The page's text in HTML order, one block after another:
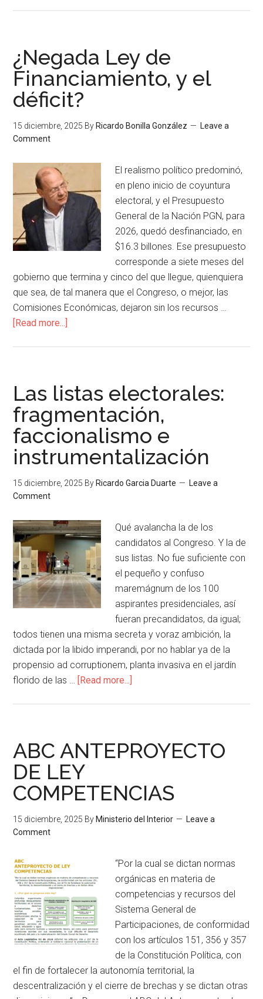
¿Negada Ley de
Financiamiento, y el
déficit?
15 diciembre, 2025 By Ricardo Bonilla González
Leave a
Comment
El realismo político predominó,
en pleno inicio de coyuntura
electoral, y el Presupuesto
General de la Nación PGN, para
2026, quedó desfinanciado, en
$16.3 billones. Ese presupuesto
corresponde a siete meses del
gobierno que termina y cinco del que llegue, quienquiera
que sea, de tal manera que el Congreso, o mejor, las
Comisiones Económicas, dejaron sin los recursos …
[Read more...]
Las listas electorales:
fragmentación,
faccionalismo e
instrumentalización
15 diciembre, 2025 By Ricardo Garcia Duarte
Leave a
Comment
Qué avalancha la de los
candidatos al Congreso. Y la de
sus listas. No fue suficiente con
el pequeño y confuso
maremágnum de los 100
aspirantes presidenciales, así
fueran precandidatos, da igual;
todos tienen una misma secreta y voraz ambición, la
dictada por la libido imperandi, por no hablar ya de la
propensio ad corruptionem, planta invasiva en el jardín
florido de las … [Read more...]
ABC ANTEPROYECTO
DE LEY
COMPETENCIAS
15 diciembre, 2025 By Ministerio del Interior
Leave a
Comment
“Por la cual se dictan normas
orgánicas en materia de
competencias y recursos del
Sistema General de
Participaciones, de conformidad
con los artículos 151, 356 y 357
de la Constitución Política, con
el fin de fortalecer la autonomía territorial, la
descentralización y el cierre de brechas y se dictan otras